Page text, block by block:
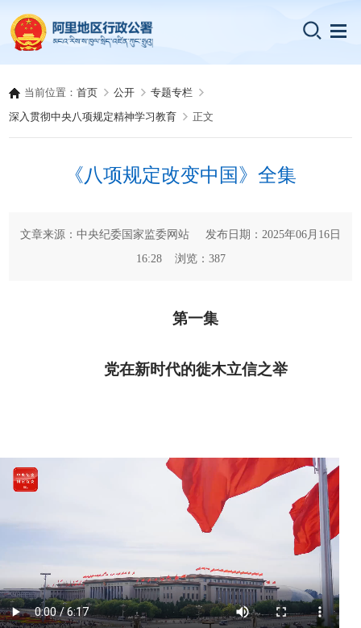
当前位置：首页 公开
专题专栏
深入贯彻中央八项规定精神学习教育
正文
《八项规定改变中国》全集
文章来源：中央纪委国家监委网站 发布日期：2025年06月16日
16:28 浏览： 387
第一集
党在新时代的徙木立信之举